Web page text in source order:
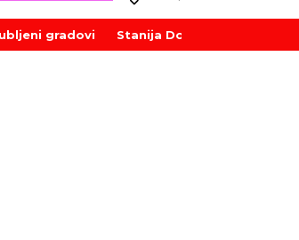
gradovi Stanija Dobrojević